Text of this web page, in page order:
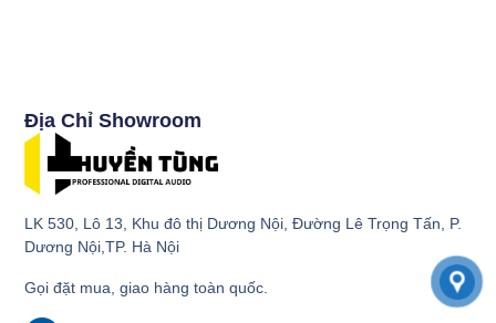
Địa Chỉ Showroom
LK 530, Lô 13, Khu đô thị Dương Nội, Đường Lê Trọng Tấn, P.
Dương Nội,TP. Hà Nội
Gọi đặt mua, giao hàng toàn quốc.